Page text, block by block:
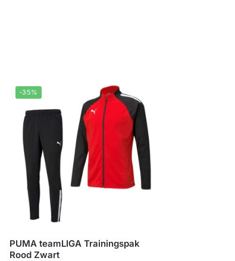
-35%
PUMA teamLIGA Trainingspak
Rood Zwart